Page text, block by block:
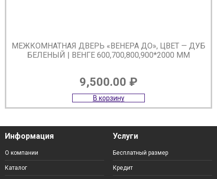
МЕЖКОМНАТНАЯ ДВЕРЬ «ВЕНЕРА ДО», ЦВЕТ — ДУБ
БЕЛЕНЫЙ | ВЕНГЕ 600,700,800,900*2000 ММ
9,500.00 ₽
В корзину
Информация
О компании
Каталог
Услуги
Бесплатный размер
Кредит